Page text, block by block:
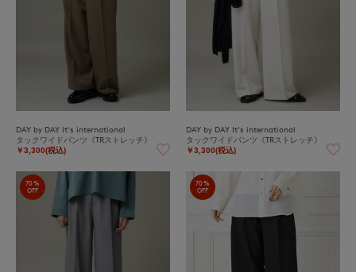
DAY by DAY It's international
タックワイドパンツ《TRストレッチ》
￥3,300(税込)
DAY by DAY It's international
タックワイドパンツ《TRストレッチ》
￥3,300(税込)
70%
OFF
70%
OFF